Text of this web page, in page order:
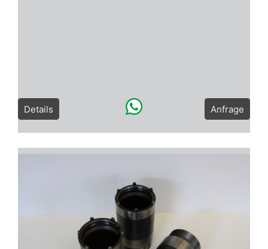
Details Anfrage